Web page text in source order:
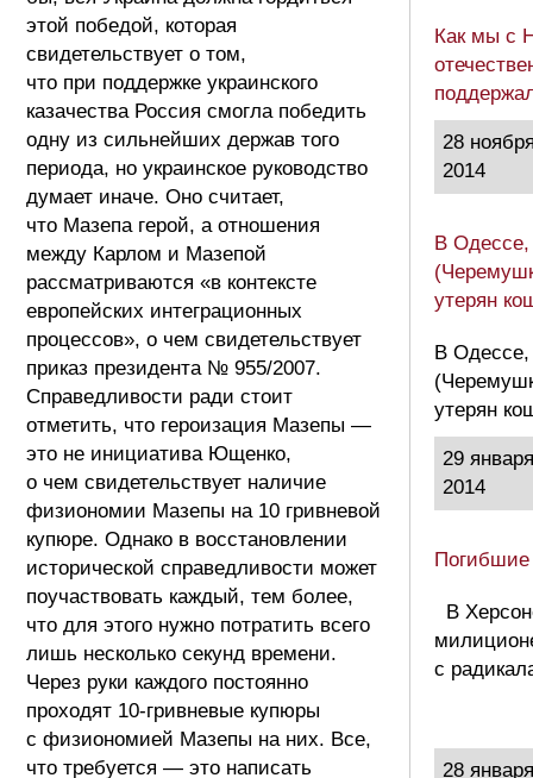
этой победой, которая
свидетельствует о том,
что при поддержке украинского
казачества Россия смогла победить
одну из сильнейших держав того
периода, но украинское руководство
думает иначе. Оно считает,
что Мазепа герой, а отношения
между Карлом и Мазепой
рассматриваются «в контексте
европейских интеграционных
процессов», о чем свидетельствует
приказ президента № 955/2007.
Справедливости ради стоит
отметить, что героизация Мазепы —
это не инициатива Ющенко,
о чем свидетельствует наличие
физиономии Мазепы на 10 гривневой
купюре. Однако в восстановлении
исторической справедливости может
поучаствовать каждый, тем более,
что для этого нужно потратить всего
лишь несколько секунд времени.
Через руки каждого постоянно
проходят 10-гривневые купюры
с физиономией Мазепы на них. Все,
что требуется — это написать
Как мы с
28
2014
В Одессе,
утерян
В Одессе,
утерян
29 января
2014
В
с
28 января